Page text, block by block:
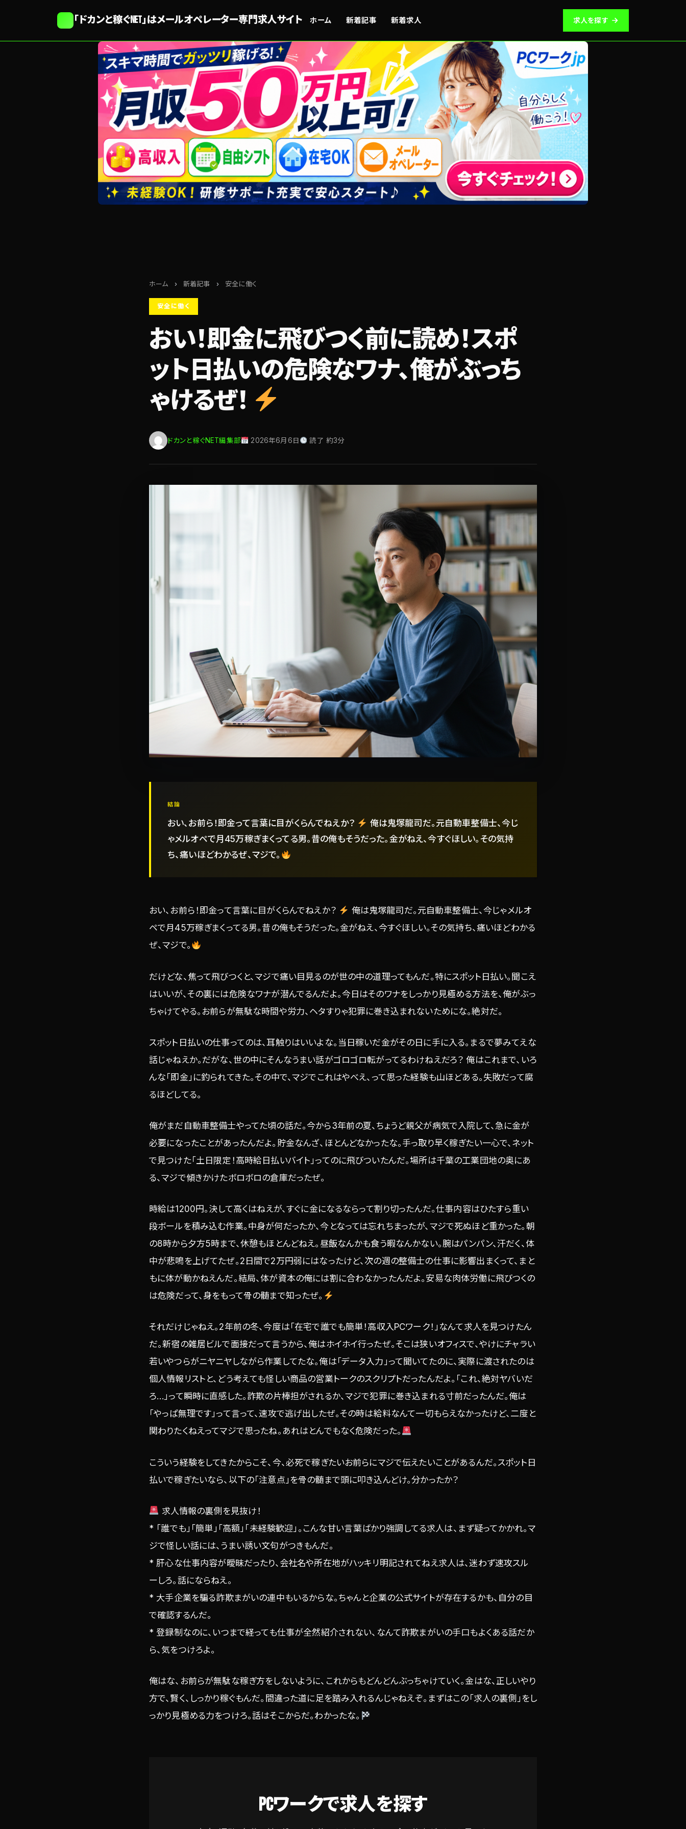
「ドカンと稼ぐNET」はメールオペレーター専門求人サイト ホーム 新着記事 新着求人 求人を探す
ホーム › 新着記事 › 安全に働く
安全に働く
おい！即金に飛びつく前に読め！スポ
ット日払いの危険なワナ、俺がぶっち
ゃけるぜ！
ドカンと稼ぐNET編集部 2026年6月6日 読了 約3分
結論
おい、お前ら！即金って言葉に目がくらんでねえか？
俺は鬼塚龍司だ。元自動車整備士、今じ
ゃメルオペで月45万稼ぎまくってる男。昔の俺もそうだった。金がねえ、今すぐほしい。その気持
ち、痛いほどわかるぜ、マジで。
おい、お前ら！即金って言葉に目がくらんでねえか？
俺は鬼塚龍司だ。元自動車整備士、今じゃメルオ
ペで月45万稼ぎまくってる男。昔の俺もそうだった。金がねえ、今すぐほしい。その気持ち、痛いほどわかる
ぜ、マジで。
だけどな、焦って飛びつくと、マジで痛い目見るのが世の中の道理ってもんだ。特にスポット日払い。聞こえ
はいいが、その裏には危険なワナが潜んでるんだよ。今日はそのワナをしっかり見極める方法を、俺がぶっ
ちゃけてやる。お前らが無駄な時間や労力、ヘタすりゃ犯罪に巻き込まれないためにな。絶対だ。
スポット日払いの仕事ってのは、耳触りはいいよな。当日稼いだ金がその日に手に入る。まるで夢みてえな
話じゃねえか。だがな、世の中にそんなうまい話がゴロゴロ転がってるわけねえだろ？ 俺はこれまで、いろ
んな「即金」に釣られてきた。その中で、マジでこれはやべえ、って思った経験も山ほどある。失敗だって腐
るほどしてる。
俺がまだ自動車整備士やってた頃の話だ。今から3年前の夏、ちょうど親父が病気で入院して、急に金が
必要になったことがあったんだよ。貯金なんざ、ほとんどなかったな。手っ取り早く稼ぎたい一心で、ネット
で見つけた「土日限定！高時給日払いバイト」ってのに飛びついたんだ。場所は千葉の工業団地の奥にあ
る、マジで傾きかけたボロボロの倉庫だったぜ。
時給は1200円。決して高くはねえが、すぐに金になるならって割り切ったんだ。仕事内容はひたすら重い
段ボールを積み込む作業。中身が何だったか、今となっては忘れちまったが、マジで死ぬほど重かった。朝
の8時から夕方5時まで、休憩もほとんどねえ。昼飯なんかも食う暇なんかない。腕はパンパン、汗だく、体
中が悲鳴を上げてたぜ。2日間で2万円弱にはなったけど、次の週の整備士の仕事に影響出まくって、まと
もに体が動かねえんだ。結局、体が資本の俺には割に合わなかったんだよ。安易な肉体労働に飛びつくの
は危険だって、身をもって骨の髄まで知ったぜ。
それだけじゃねえ。2年前の冬、今度は「在宅で誰でも簡単！高収入PCワーク！」なんて求人を見つけたん
だ。新宿の雑居ビルで面接だって言うから、俺はホイホイ行ったぜ。そこは狭いオフィスで、やけにチャラい
若いやつらがニヤニヤしながら作業してたな。俺は「データ入力」って聞いてたのに、実際に渡されたのは
個人情報リストと、どう考えても怪しい商品の営業トークのスクリプトだったんだよ。「これ、絶対ヤバいだ
ろ…」って瞬時に直感した。詐欺の片棒担がされるか、マジで犯罪に巻き込まれる寸前だったんだ。俺は
「やっぱ無理です」って言って、速攻で逃げ出したぜ。その時は給料なんて一切もらえなかったけど、二度と
関わりたくねえってマジで思ったね。あれはとんでもなく危険だった。
こういう経験をしてきたからこそ、今、必死で稼ぎたいお前らにマジで伝えたいことがあるんだ。スポット日
払いで稼ぎたいなら、以下の「注意点」を骨の髄まで頭に叩き込んどけ。分かったか？
求人情報の裏側を見抜け！
* 「誰でも」「簡単」「高額」「未経験歓迎」。こんな甘い言葉ばかり強調してる求人は、まず疑ってかかれ。マ
ジで怪しい話には、うまい誘い文句がつきもんだ。
* 肝心な仕事内容が曖昧だったり、会社名や所在地がハッキリ明記されてねえ求人は、迷わず速攻スル
ーしろ。話にならねえ。
* 大手企業を騙る詐欺まがいの連中もいるからな。ちゃんと企業の公式サイトが存在するかも、自分の目
で確認するんだ。
* 登録制なのに、いつまで経っても仕事が全然紹介されない、なんて詐欺まがいの手口もよくある話だか
ら、気をつけろよ。
俺はな、お前らが無駄な稼ぎ方をしないように、これからもどんどんぶっちゃけていく。金はな、正しいやり
方で、賢く、しっかり稼ぐもんだ。間違った道に足を踏み入れるんじゃねえぞ。まずはこの「求人の裏側」をし
っかり見極める力をつけろ。話はそこからだ。わかったな。
PCワークで求人を探す